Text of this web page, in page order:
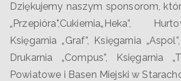
Dziękujemy naszym sponsorom,
„Przepióra",Cukiernia„Heka”,
Księgarnia „Graf”, Księgarnia
Drukarnia „Compus”, Księgarnia
Powiatowe i Basen Miejski w